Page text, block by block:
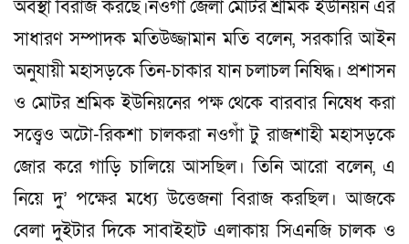
অবস্থা বিরাজ করছে।নওগাঁ জেলা মোটর শ্রমিক ইউনিয়ন এর
সাধারণ সম্পাদক মতিউজ্জামান মতি বলেন, সরকারি আইন
অনুযায়ী মহাসড়কে তিন-চাকার যান চলাচল নিষিদ্ধ। প্রশাসন
ও মোটর শ্রমিক ইউনিয়নের পক্ষ থেকে বারবার নিষেধ করা
সত্ত্বেও অটো-রিকশা চালকরা নওগাঁ টু রাজশাহী মহাসড়কে
জোর করে গাড়ি চালিয়ে আসছিল। তিনি আরো বলেন, এ
নিয়ে দু’ পক্ষের মধ্যে উত্তেজনা বিরাজ করছিল। আজকে
বেলা দুইটার দিকে সাবাইহাট এলাকায় সিএনজি চালক ও